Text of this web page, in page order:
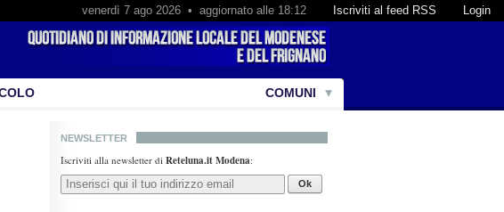
Login
Iscriviti al feed RSS
venerdì 7 ago 2026 • aggiornato alle 18:12
COMUNI
NEWSLETTER
Iscriviti alla newsletter di Reteluna.it Modena:
Ok